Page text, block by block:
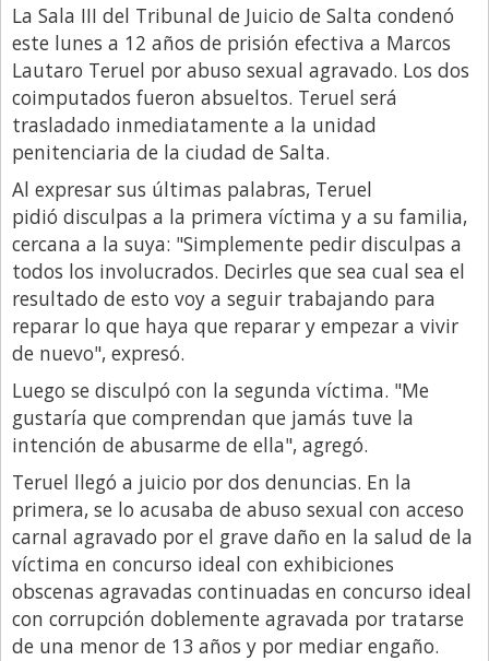
Entrevista Exclusiva
Finanzas
Gastronomia
Internacionales
La Opinión del Director
Legales
Libro de Quejas
Medios
Millonarios
Minuto Lanzamiento
Negocios
Opinion
País
Política
Publicidad y Marketing
Real Estate y Propiedades
Responsabilidad Social
La Sala III del Tribunal de Juicio de Salta condenó
este lunes a 12 años de prisión efectiva a Marcos
Lautaro Teruel por abuso sexual agravado. Los dos
coimputados fueron absueltos. Teruel será
trasladado inmediatamente a la unidad
penitenciaria de la ciudad de Salta.
Al expresar sus últimas palabras, Teruel
pidió disculpas a la primera víctima y a su familia,
cercana a la suya: "Simplemente pedir disculpas a
todos los involucrados. Decirles que sea cual sea el
resultado de esto voy a seguir trabajando para
reparar lo que haya que reparar y empezar a vivir
de nuevo", expresó.
Luego se disculpó con la segunda víctima. "Me
gustaría que comprendan que jamás tuve la
intención de abusarme de ella", agregó.
Teruel llegó a juicio por dos denuncias. En la
primera, se lo acusaba de abuso sexual con acceso
carnal agravado por el grave daño en la salud de la
víctima en concurso ideal con exhibiciones
obscenas agravadas continuadas en concurso ideal
con corrupción doblemente agravada por tratarse
de una menor de 13 años y por mediar engaño.